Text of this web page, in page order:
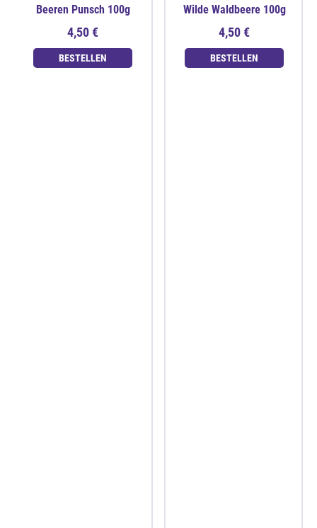
Beeren Punsch 100g
4,50 €
BESTELLEN
Wilde Waldbeere 100g
4,50 €
BESTELLEN